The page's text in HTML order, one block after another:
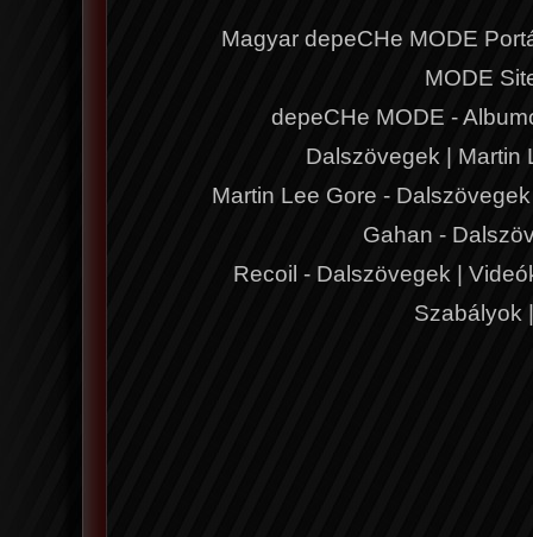
Magyar depeCHe MODE
MODE
depeCHe MODE -
Dalszövegek
Martin
Martin Lee Gore - Dalszövegek
Gahan -
Recoil - Dalszövegek
Szabályok